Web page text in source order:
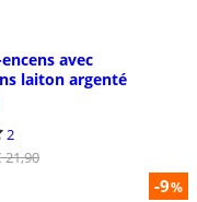
-9%
avec
laiton argenté
2
21,90